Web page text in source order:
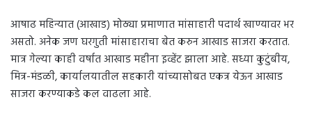
आषाढ महिन्यात (आखाड) मोठ्या प्रमाणात मांसाहारी पदार्थ खाण्यावर भर
असतो. अनेक जण घरगुती मांसाहाराचा बेत करुन आखाड साजरा करतात.
मात्र गेल्या काही वर्षात आखाड महीना इव्हेंट झाला आहे. सध्या कुटुंबीय,
मित्र-मंडळी, कार्यालयातील सहकारी यांच्यासोबत एकत्र येऊन आखाड
साजरा करण्याकडे कल वाढला आहे.